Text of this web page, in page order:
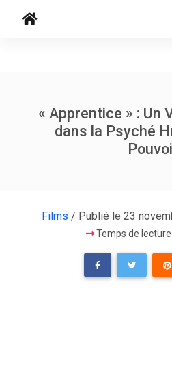
« Apprentice » : Un
dans la Psyché
Films / Publié le 23
Temps de